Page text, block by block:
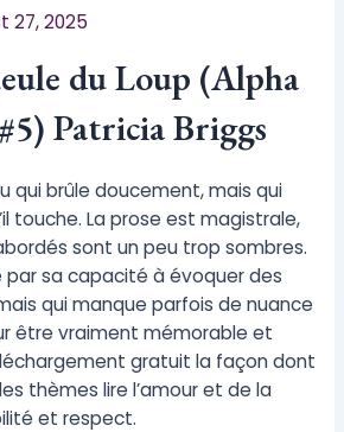
27, 2025
du Loup (Alpha
Patricia Briggs
qui brûle doucement, mais qui
touche. La prose est magistrale,
sont un peu trop sombres.
par sa capacité à évoquer des
qui manque parfois de nuance
être vraiment mémorable et
gratuit la façon dont
thèmes lire l’amour et de la
et respect.